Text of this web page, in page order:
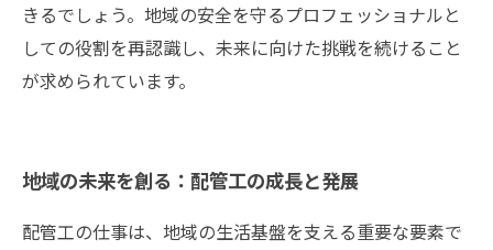
きるでしょう。地域の安全を守るプロフェッショナルと
しての役割を再認識し、未来に向けた挑戦を続けること
が求められています。
地域の未来を創る：配管工の成長と発展
配管工の仕事は、地域の生活基盤を支える重要な要素で